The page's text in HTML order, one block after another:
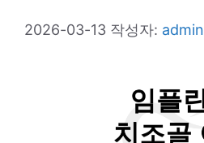
2026-03-13 작성자: admin